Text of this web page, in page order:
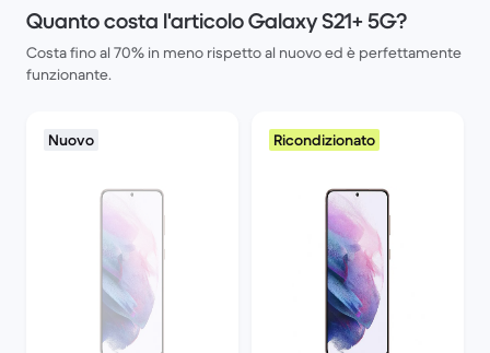
Quanto costa l'articolo Galaxy S21+ 5G?
Costa fino al 70% in meno rispetto al nuovo ed è perfettamente
funzionante.
Nuovo Ricondizionato